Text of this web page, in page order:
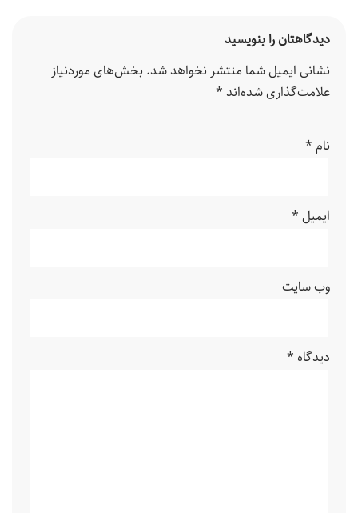
دیدگاهتان را بنویسید
نشانی ایمیل شما منتشر نخواهد شد. بخش‌های موردنیاز
علامت‌گذاری شده‌اند *
نام *
ایمیل *
وب‌ سایت
دیدگاه *